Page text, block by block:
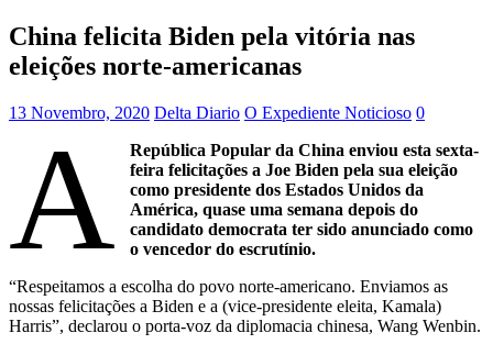
China felicita Biden pela vitória nas
eleições norte-americanas
13 Novembro, 2020 Delta Diario O Expediente Noticioso 0
A
República Popular da China enviou esta sexta-
feira felicitações a Joe Biden pela sua eleição
como presidente dos Estados Unidos da
América, quase uma semana depois do
candidato democrata ter sido anunciado como
o vencedor do escrutínio.
“Respeitamos a escolha do povo norte-americano. Enviamos as
nossas felicitações a Biden e a (vice-presidente eleita, Kamala)
Harris”, declarou o porta-voz da diplomacia chinesa, Wang Wenbin.